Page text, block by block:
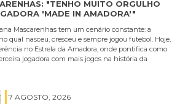
"TENHO MUITO ORGULHO
'MADE IN AMADORA'"
Mascarenhas tem um cenário constante: a
qual nasceu, cresceu e sempre jogou futebol. Hoje,
no Estrela da Amadora, onde pontifica como
jogadora com mais jogos na história da
7 AGOSTO, 2026